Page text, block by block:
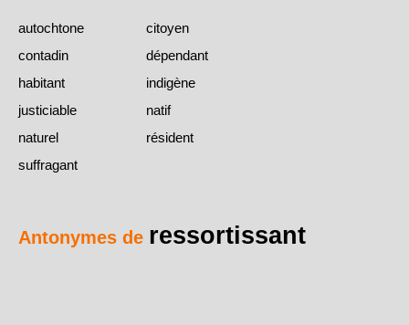
autochtone
citoyen
contadin
dépendant
habitant
indigène
justiciable
natif
naturel
résident
suffragant
Antonymes de ressortissant